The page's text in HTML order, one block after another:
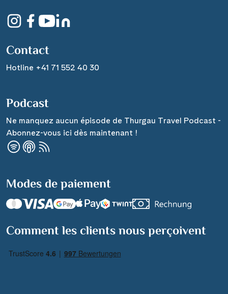
Contact
Hotline +41 71 552 40 30
Podcast
Ne manquez aucun épisode de Thurgau Travel Podcast -
Abonnez-vous ici dès maintenant !
Modes de paiement
Comment les clients nous perçoivent